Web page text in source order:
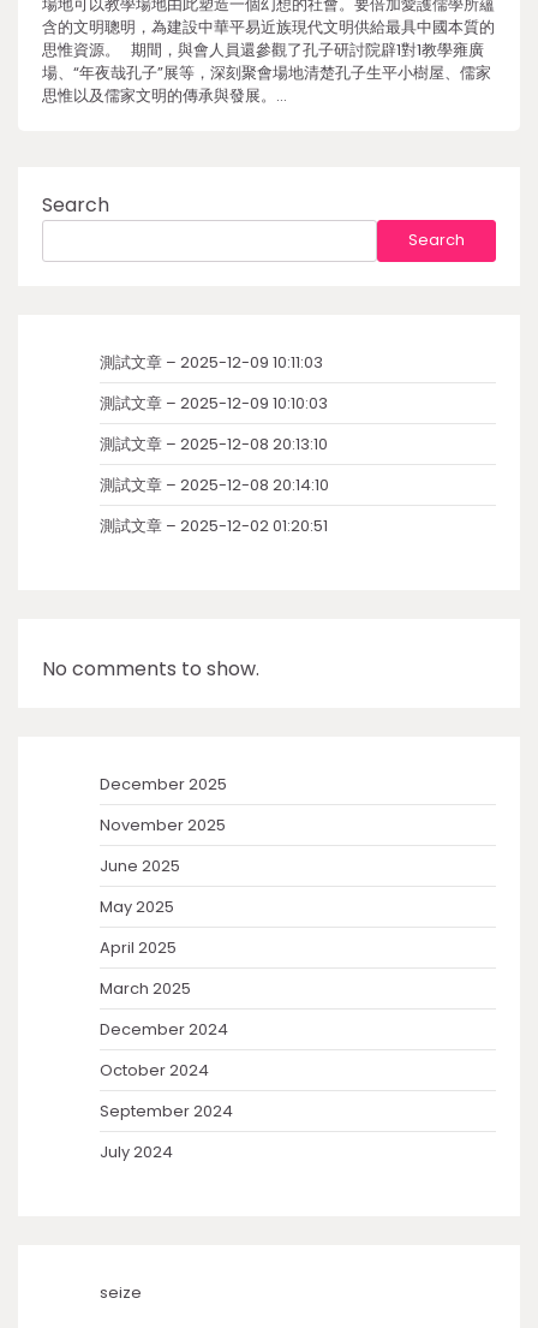
含的文明聰明，為建設中華平易近族現代文明供給最具中國本質的
思惟資源。 期間，與會人員還參觀了孔子研討院辟1對1教學雍廣
場、“年夜哉孔子”展等，深刻聚會場地清楚孔子生平小樹屋、儒家
思惟以及儒家文明的傳承與發展。…
Search
Search
測試文章 – 2025-12-09 10:11:03
測試文章 – 2025-12-09 10:10:03
測試文章 – 2025-12-08 20:13:10
測試文章 – 2025-12-08 20:14:10
測試文章 – 2025-12-02 01:20:51
No comments to show.
December 2025
November 2025
June 2025
May 2025
April 2025
March 2025
December 2024
October 2024
September 2024
July 2024
seize